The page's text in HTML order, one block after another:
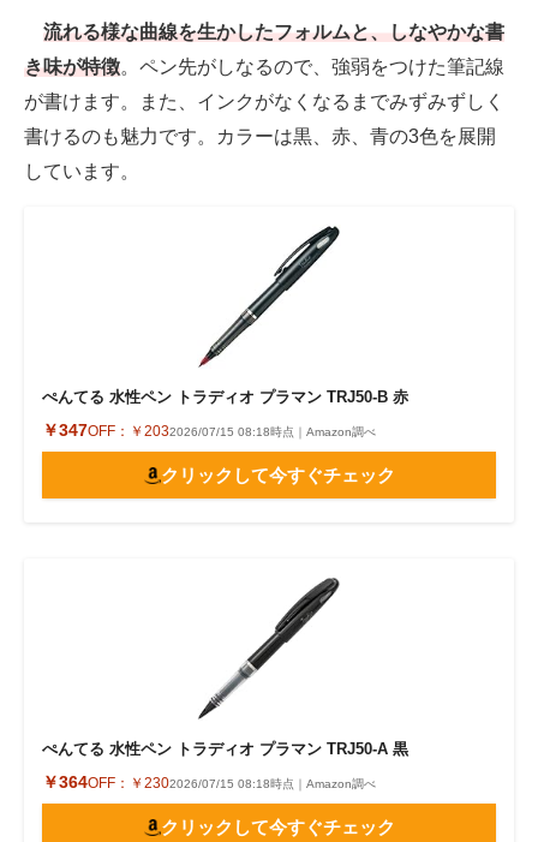
流れる様な曲線を生かしたフォルムと、しなやかな書
き味が特徴。ペン先がしなるので、強弱をつけた筆記線
が書けます。また、インクがなくなるまでみずみずしく
書けるのも魅力です。カラーは黒、赤、青の3色を展開
しています。
ぺんてる 水性ペン トラディオ プラマン TRJ50-B 赤
￥347OFF： ￥2032026/07/15 08:18時点｜Amazon調べ
クリックして今すぐチェック
ぺんてる 水性ペン トラディオ プラマン TRJ50-A 黒
￥364OFF： ￥2302026/07/15 08:18時点｜Amazon調べ
クリックして今すぐチェック